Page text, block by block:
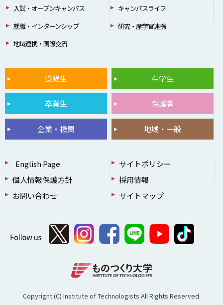
入試・オープンキャンパス
キャンパスライフ
就職・インターンシップ
研究・産学官連携
地域連携・国際交流
受験生 在学生
卒業生 保護者
企業・機関 地域・一般
English Page
サイトポリシー
個人情報保護方針
採用情報
お問い合わせ
サイトマップ
Copyright (C) Institute of Technologists.All Rights Reserved.